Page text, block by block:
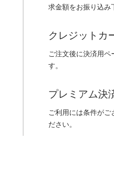
求金額をお振り込み
クレジットカ
ご注文後に決済用ペ
す。
プレミアム決
ご利用には条件がご
ださい。